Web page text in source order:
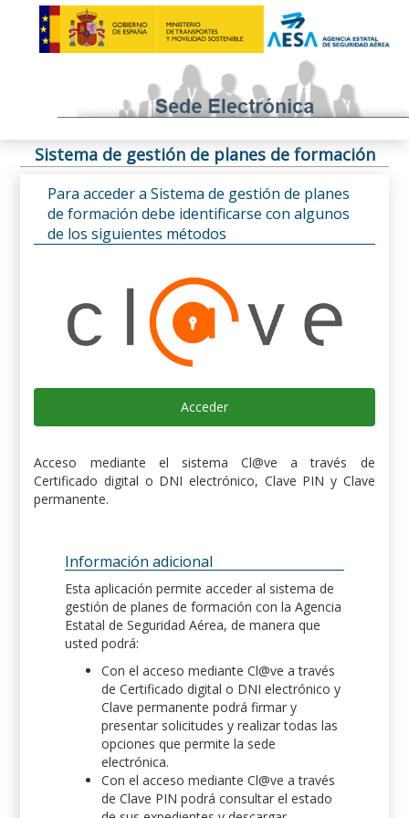
Sistema de gestión de planes de formación
Para acceder a Sistema de gestión de planes
de formación debe identificarse con algunos
de los siguientes métodos
Acceder
Acceso mediante el sistema Cl@ve a través de
Certificado digital o DNI electrónico, Clave PIN y Clave
permanente.
Información adicional
Esta aplicación permite acceder al sistema de
gestión de planes de formación con la Agencia
Estatal de Seguridad Aérea, de manera que
usted podrá:
Con el acceso mediante Cl@ve a través
de Certificado digital o DNI electrónico y
Clave permanente podrá firmar y
presentar solicitudes y realizar todas las
opciones que permite la sede
electrónica.
Con el acceso mediante Cl@ve a través
de Clave PIN podrá consultar el estado